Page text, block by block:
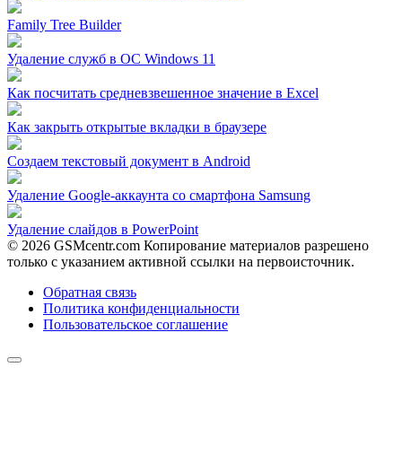
Family Tree Builder
Удаление служб в ОС Windows 11
Как посчитать средневзвешенное значение в Excel
Как закрыть открытые вкладки в браузере
Создаем текстовый документ в Android
Удаление Google-аккаунта со смартфона Samsung
Удаление слайдов в PowerPoint
© 2026 GSMcentr.com Копирование материалов разрешено
только с указанием активной ссылки на первоисточник.
Обратная связь
Политика конфиденциальности
Пользовательское соглашение